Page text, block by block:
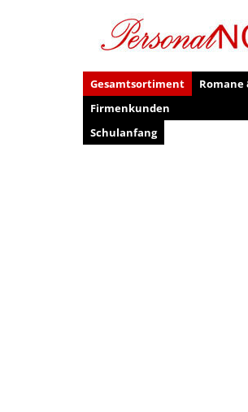
Gesamtsortiment Romane
Firmenkunden
Schulanfang